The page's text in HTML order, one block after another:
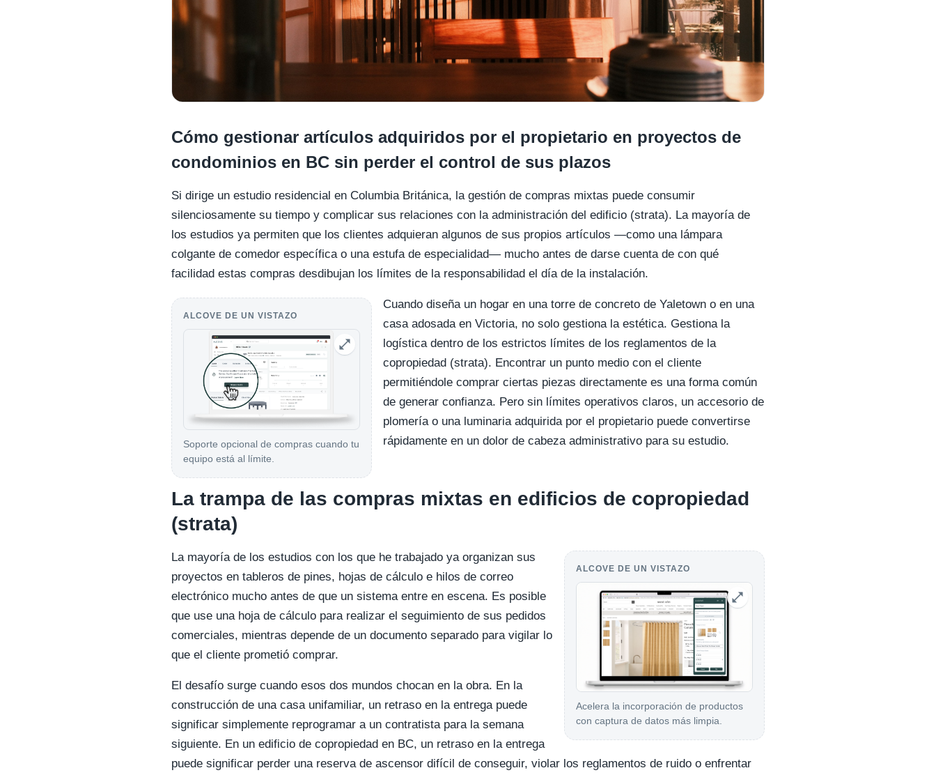
Cómo gestionar artículos adquiridos por el propietario en proyectos de
condominios en BC sin perder el control de sus plazos
Si dirige un estudio residencial en Columbia Británica, la gestión de compras mixtas puede consumir
silenciosamente su tiempo y complicar sus relaciones con la administración del edificio (strata). La mayoría de
los estudios ya permiten que los clientes adquieran algunos de sus propios artículos —como una lámpara
colgante de comedor específica o una estufa de especialidad— mucho antes de darse cuenta de con qué
facilidad estas compras desdibujan los límites de la responsabilidad el día de la instalación.
ALCOVE DE UN VISTAZO
Soporte opcional de compras cuando tu
equipo está al límite.
Cuando diseña un hogar en una torre de concreto de Yaletown o en una
casa adosada en Victoria, no solo gestiona la estética. Gestiona la
logística dentro de los estrictos límites de los reglamentos de la
copropiedad (strata). Encontrar un punto medio con el cliente
permitiéndole comprar ciertas piezas directamente es una forma común
de generar confianza. Pero sin límites operativos claros, un accesorio de
plomería o una luminaria adquirida por el propietario puede convertirse
rápidamente en un dolor de cabeza administrativo para su estudio.
La trampa de las compras mixtas en edificios de copropiedad
(strata)
ALCOVE DE UN VISTAZO
Acelera la incorporación de productos
con captura de datos más limpia.
La mayoría de los estudios con los que he trabajado ya organizan sus
proyectos en tableros de pines, hojas de cálculo e hilos de correo
electrónico mucho antes de que un sistema entre en escena. Es posible
que use una hoja de cálculo para realizar el seguimiento de sus pedidos
comerciales, mientras depende de un documento separado para vigilar lo
que el cliente prometió comprar.
El desafío surge cuando esos dos mundos chocan en la obra. En la
construcción de una casa unifamiliar, un retraso en la entrega puede
significar simplemente reprogramar a un contratista para la semana
siguiente. En un edificio de copropiedad en BC, un retraso en la entrega
puede significar perder una reserva de ascensor difícil de conseguir, violar los reglamentos de ruido o enfrentar